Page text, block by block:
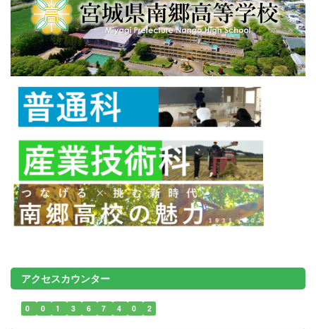
アクセスカウンター
0 0 1 3 6 7 4 0 2